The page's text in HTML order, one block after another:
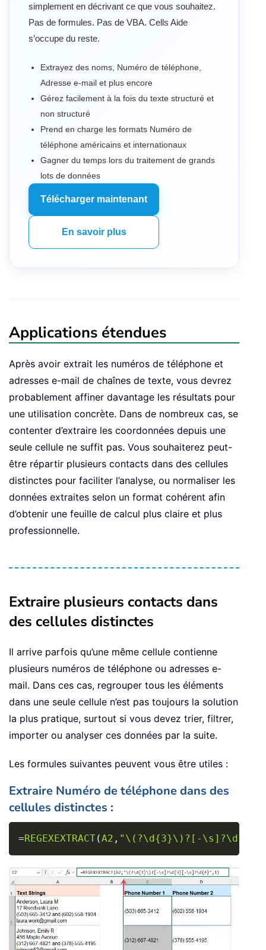
simplement en décrivant ce que vous souhaitez.
Pas de formules. Pas de VBA. Cells Aide
s’occupe du reste.
Extrayez des noms, Numéro de téléphone,
Adresse e-mail et plus encore
Gérez facilement à la fois du texte structuré et
non structuré
Prend en charge les formats Numéro de
téléphone américains et internationaux
Gagner du temps lors du traitement de grands
lots de données
Télécharger maintenant
En savoir plus
Applications étendues
Après avoir extrait les numéros de téléphone et
adresses e-mail de chaînes de texte, vous devrez
probablement affiner davantage les résultats pour
une utilisation concrète. Dans de nombreux cas, se
contenter d’extraire les coordonnées depuis une
seule cellule ne suffit pas. Vous souhaiterez peut-
être répartir plusieurs contacts dans des cellules
distinctes pour faciliter l’analyse, ou normaliser les
données extraites selon un format cohérent afin
d’obtenir une feuille de calcul plus claire et plus
professionnelle.
Extraire plusieurs contacts dans
des cellules distinctes
Il arrive parfois qu’une même cellule contienne
plusieurs numéros de téléphone ou adresses e-
mail. Dans ces cas, regrouper tous les éléments
dans une seule cellule n’est pas toujours la solution
la plus pratique, surtout si vous devez trier, filtrer,
importer ou analyser ces données par la suite.
Les formules suivantes peuvent vous être utiles :
Extraire Numéro de téléphone dans des
cellules distinctes :
=REGEXEXTRACT(A2 , "\(?\d{3}\)?[-Copy